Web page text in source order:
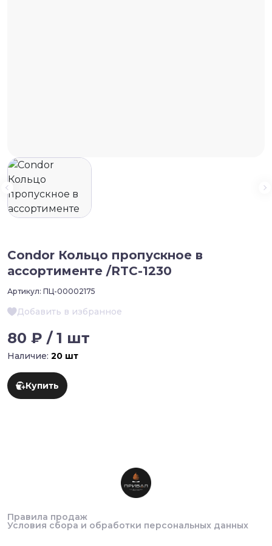
Condor Кольцо пропускное в
ассортименте /RTC-1230
Артикул: ПЦ-00002175
Добавить в избранное
80 ₽ / 1 шт
Наличие: 20 шт
Купить
Правила продаж
Условия сбора и обработки персональных данных